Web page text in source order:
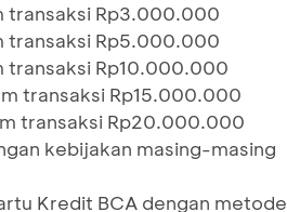
transaksi Rp3.000.000
transaksi Rp5.000.000
transaksi Rp10.000.000
transaksi Rp15.000.000
transaksi Rp20.000.000
kebijakan masing-masing
Kredit BCA dengan metode